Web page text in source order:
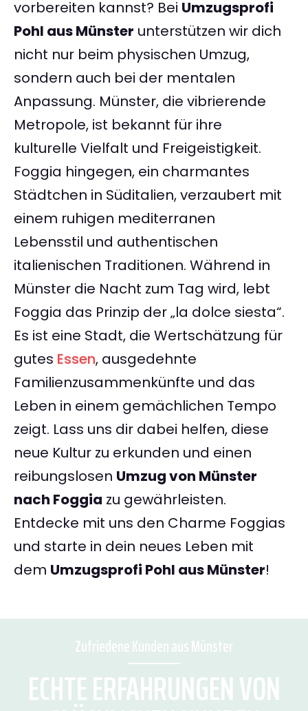
vorbereiten kannst? Bei Umzugsprofi
Pohl aus Münster unterstützen wir dich
nicht nur beim physischen Umzug,
sondern auch bei der mentalen
Anpassung. Münster, die vibrierende
Metropole, ist bekannt für ihre
kulturelle Vielfalt und Freigeistigkeit.
Foggia hingegen, ein charmantes
Städtchen in Süditalien, verzaubert mit
einem ruhigen mediterranen
Lebensstil und authentischen
italienischen Traditionen. Während in
Münster die Nacht zum Tag wird, lebt
Foggia das Prinzip der „la dolce siesta“.
Es ist eine Stadt, die Wertschätzung für
gutes Essen, ausgedehnte
Familienzusammenkünfte und das
Leben in einem gemächlichen Tempo
zeigt. Lass uns dir dabei helfen, diese
neue Kultur zu erkunden und einen
reibungslosen Umzug von Münster
nach Foggia zu gewährleisten.
Entdecke mit uns den Charme Foggias
und starte in dein neues Leben mit
dem Umzugsprofi Pohl aus Münster!
Zufriedene Kunden aus Münster
ECHTE ERFAHRUNGEN VON